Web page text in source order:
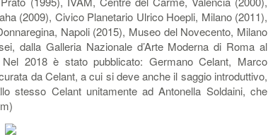
(2009), Civico Planetario Ulrico Hoepli, Milano (2011),
Napoli (2015), Museo del Novecento, Milano
dalla Galleria Nazionale d’Arte Moderna di Roma al
2018 è stato pubblicato: Germano Celant, Marco
da Celant, a cui si deve anche il saggio introduttivo,
stesso Celant unitamente ad Antonella Soldaini, che